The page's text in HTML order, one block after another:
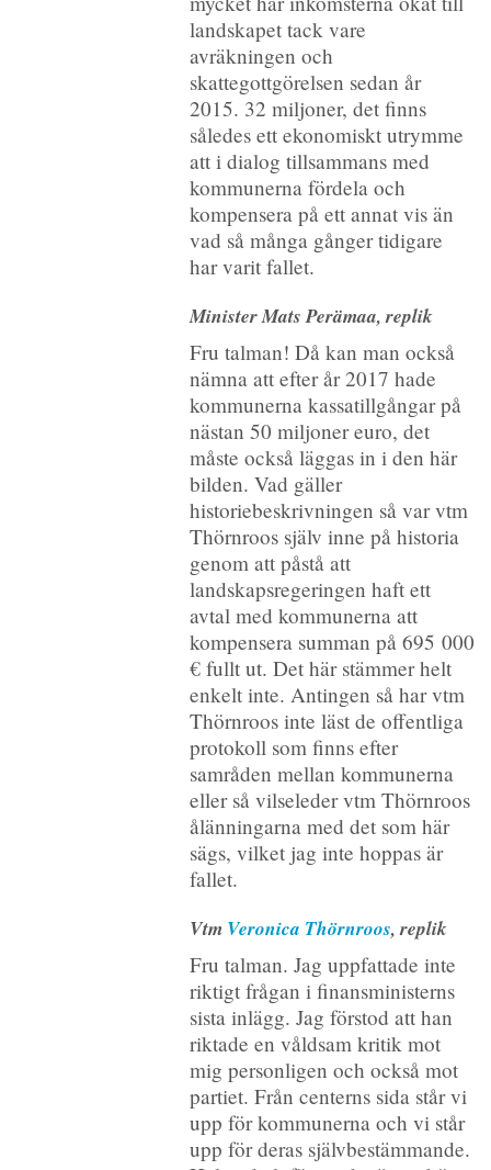
landskapet tack vare
avräkningen och
skattegottgörelsen sedan år
2015. 32 miljoner, det finns
således ett ekonomiskt utrymme
att i dialog tillsammans med
kommunerna fördela och
kompensera på ett annat vis än
vad så många gånger tidigare
har varit fallet.
Minister Mats Perämaa, replik
Fru talman! Då kan man också
nämna att efter år 2017 hade
kommunerna kassatillgångar på
nästan 50 miljoner euro, det
måste också läggas in i den här
bilden. Vad gäller
historiebeskrivningen så var vtm
Thörnroos själv inne på historia
genom att påstå att
landskapsregeringen haft ett
avtal med kommunerna att
kompensera summan på 695 000
€ fullt ut. Det här stämmer helt
enkelt inte. Antingen så har vtm
Thörnroos inte läst de offentliga
protokoll som finns efter
samråden mellan kommunerna
eller så vilseleder vtm Thörnroos
ålänningarna med det som här
sägs, vilket jag inte hoppas är
fallet.
Vtm Veronica Thörnroos, replik
Fru talman. Jag uppfattade inte
riktigt frågan i finansministerns
sista inlägg. Jag förstod att han
riktade en våldsam kritik mot
mig personligen och också mot
partiet. Från centerns sida står vi
upp för kommunerna och vi står
upp för deras självbestämmande.